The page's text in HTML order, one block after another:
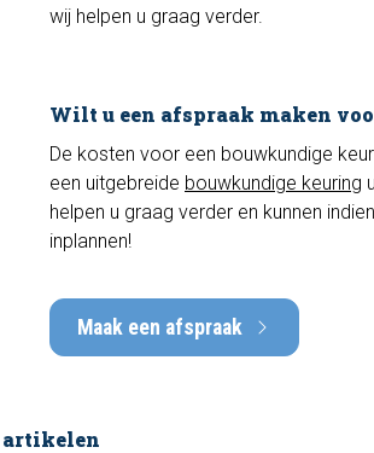
wij helpen u graag verder.
Wilt u een afspraak maken
De kosten voor een bouwkundige
een uitgebreide bouwkundige keuring
helpen u graag verder en kunnen
inplannen!
Maak een afspraak
artikelen